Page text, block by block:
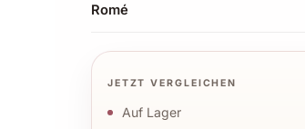
Romé
JETZT VERGLEICHEN
Auf Lager